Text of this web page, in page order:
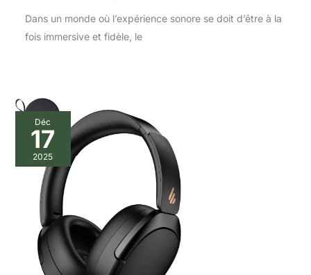
Dans un monde où l’expérience sonore se doit d’être à la
fois immersive et fidèle, le
Déc
17
2025